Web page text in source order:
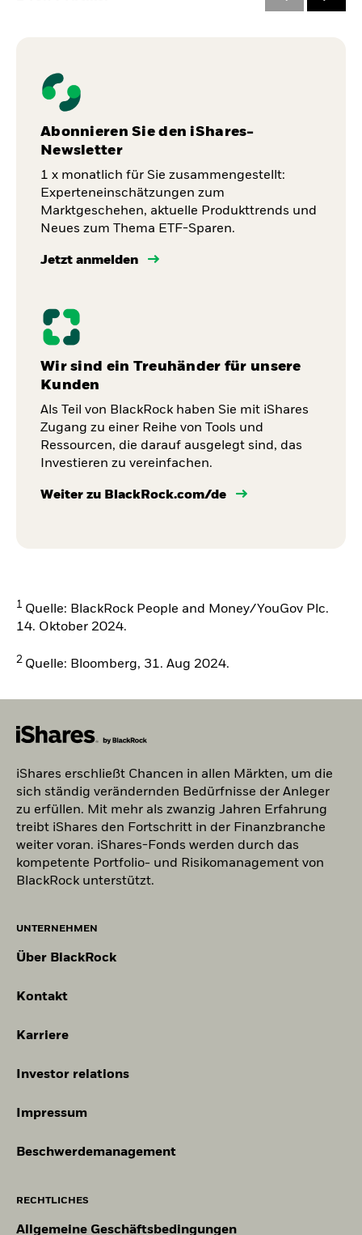
Abonnieren Sie den iShares-
Newsletter
1 x monatlich für Sie zusammengestellt:
Experteneinschätzungen zum
Marktgeschehen, aktuelle Produkttrends und
Neues zum Thema ETF-Sparen.
Jetzt anmelden
Wir sind ein Treuhänder für unsere
Kunden
Als Teil von BlackRock haben Sie mit iShares
Zugang zu einer Reihe von Tools und
Ressourcen, die darauf ausgelegt sind, das
Investieren zu vereinfachen.
Weiter zu BlackRock.com/de
1 Quelle: BlackRock People and Money/YouGov Plc.
14. Oktober 2024.
2 Quelle: Bloomberg, 31. Aug 2024.
iShares erschließt Chancen in allen Märkten, um die
sich ständig verändernden Bedürfnisse der Anleger
zu erfüllen. Mit mehr als zwanzig Jahren Erfahrung
treibt iShares den Fortschritt in der Finanzbranche
weiter voran. iShares-Fonds werden durch das
kompetente Portfolio- und Risikomanagement von
BlackRock unterstützt.
UNTERNEHMEN
Über BlackRock
Kontakt
Karriere
Investor relations
Impressum
Beschwerdemanagement
RECHTLICHES
Allgemeine Geschäftsbedingungen